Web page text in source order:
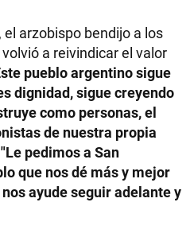
arzobispo bendijo a los
a reivindicar el valor
pueblo argentino sigue
dignidad, sigue creyendo
como personas, el
de nuestra propia
"Le pedimos a San
que nos dé más y mejor
ayude seguir adelante y